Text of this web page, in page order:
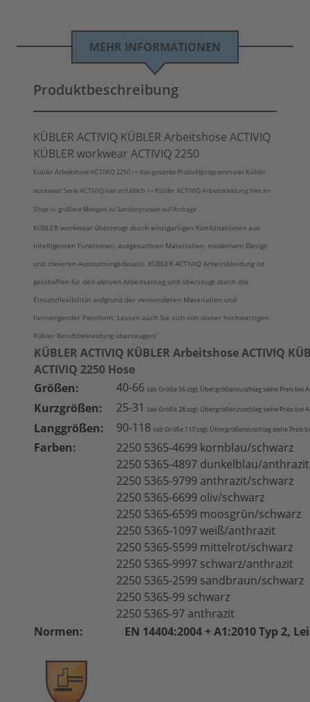
MEHR INFORMATIONEN
Produktbeschreibung
KÜBLER ACTIVIQ KÜBLER Arbeitshose ACTIVIQ
KÜBLER workwear ACTIVIQ 2250
Kübler Arbeitshose ACTIVIQ 2250 >> das gesamte Produktprogramm von Kübler
workwear Serie ACTIVIQ hier erhältlich >> Kübler ACTIVIQ Arbeitskleidung hier im
Shop >> größere Mengen zu Sonderpreisen auf Anfrage
KÜBLER workwear überzeugt durch einzigartigen Kombinationen aus
intelligenten Funktionen, ausgesuchten Materialien, modernem Design
und cleveren Ausstattungsdetails. KÜBLER ACTIVIQ Arbeitskleidung ist
geschaffen für den aktiven Arbeitsalltag und überzeugt durch die
Einsatzflexibilität aufgrund der verwendeten Materialien und
hervorrgender Passform. Lassen auch Sie sich von dieser hochwertigen
Kübler Berufsbekleidung überzeugen!
KÜBLER ACTIVIQ KÜBLER Arbeitshose ACTIVIQ
ACTIVIQ 2250 Hose
Größen:
40-66 (ab Größe 56 zzgl. Übergrößenzuschlag siehe Preis bei
Kurzgrößen: 25-31 (ab Größe 28 zzgl. Übergrößenzuschlag siehe Preis bei
Langgrößen: 90-118 (ab Größe 110 zzgl. Übergrößenzuschlag siehe Preis
Farben:
2250 5365-4699 kornblau/schwarz
2250 5365-4897 dunkelblau/anthrazit
2250 5365-9799 anthrazit/schwarz
2250 5365-6699 oliv/schwarz
2250 5365-6599 moosgrün/schwarz
2250 5365-1097 weiß/anthrazit
2250 5365-5599 mittelrot/schwarz
2250 5365-9997 schwarz/anthrazit
2250 5365-2599 sandbraun/schwarz
2250 5365-99 schwarz
2250 5365-97 anthrazit
Normen:
EN 14404:2004 + A1:2010 Typ 2,